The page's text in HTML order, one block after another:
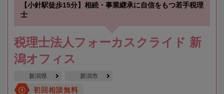
【小針駅徒歩15分】相続・事業継承に自信をもつ若手税理
士
税理士法人フォーカスクライド 新
潟オフィス
新潟県 新潟市
初回相談無料